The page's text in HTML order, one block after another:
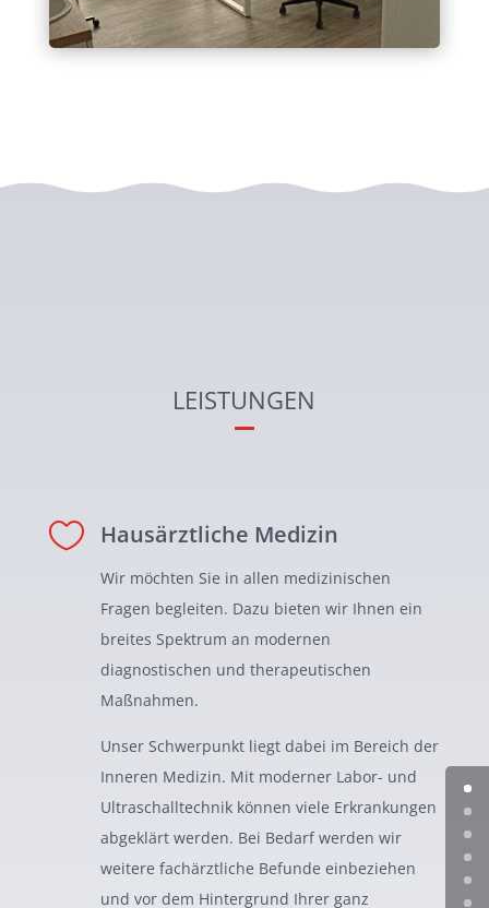
LEISTUNGEN
 Hausärztliche Medizin
Wir möchten Sie in allen medizinischen
Fragen begleiten. Dazu bieten wir Ihnen ein
breites Spektrum an modernen
diagnostischen und therapeutischen
Maßnahmen.
Unser Schwerpunkt liegt dabei im Bereich der
Inneren Medizin. Mit moderner Labor- und
Ultraschalltechnik können viele Erkrankungen
abgeklärt werden. Bei Bedarf werden wir
weitere fachärztliche Befunde einbeziehen
und vor dem Hintergrund Ihrer ganz